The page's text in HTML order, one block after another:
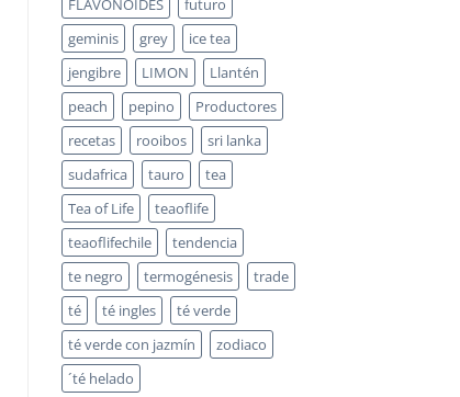
FLAVONOIDES
futuro
geminis
grey
ice tea
jengibre
LIMON
Llantén
peach
pepino
Productores
recetas
rooibos
sri lanka
sudafrica
tauro
tea
Tea of Life
teaoflife
teaoflifechile
tendencia
te negro
termogénesis
trade
té
té ingles
té verde
té verde con jazmín
zodiaco
´té helado